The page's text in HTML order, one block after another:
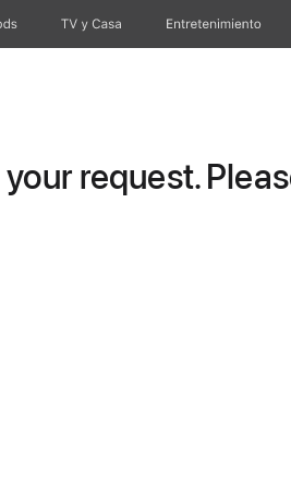
TV & Casa Entretenimiento
request.